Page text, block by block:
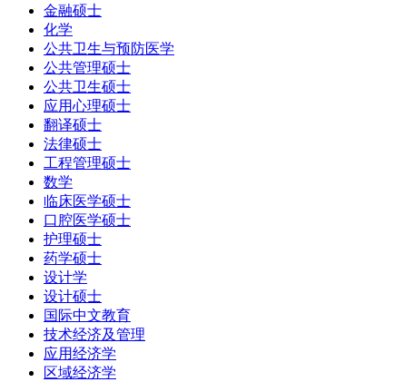
金融硕士
化学
公共卫生与预防医学
公共管理硕士
公共卫生硕士
应用心理硕士
翻译硕士
法律硕士
工程管理硕士
数学
临床医学硕士
口腔医学硕士
护理硕士
药学硕士
设计学
设计硕士
国际中文教育
技术经济及管理
应用经济学
区域经济学